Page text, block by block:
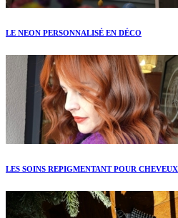
LE NEON PERSONNALISÉ EN DÉCO
LES SOINS REPIGMENTANT POUR